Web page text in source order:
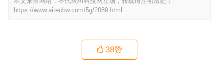
https://www.aitechw.com/5g/2089.html
38赞